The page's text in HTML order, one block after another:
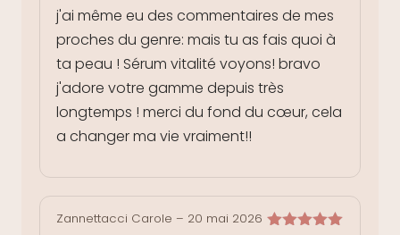
j'ai même eu des commentaires de mes
proches du genre: mais tu as fais quoi à
ta peau ! Sérum vitalité voyons! bravo
j'adore votre gamme depuis très
longtemps ! merci du fond du cœur, cela
a changer ma vie vraiment!!
Zannettacci Carole – 20 mai 2026